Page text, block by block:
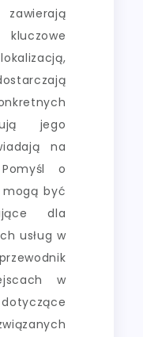
jego
na
o
być
dla
usług w
w